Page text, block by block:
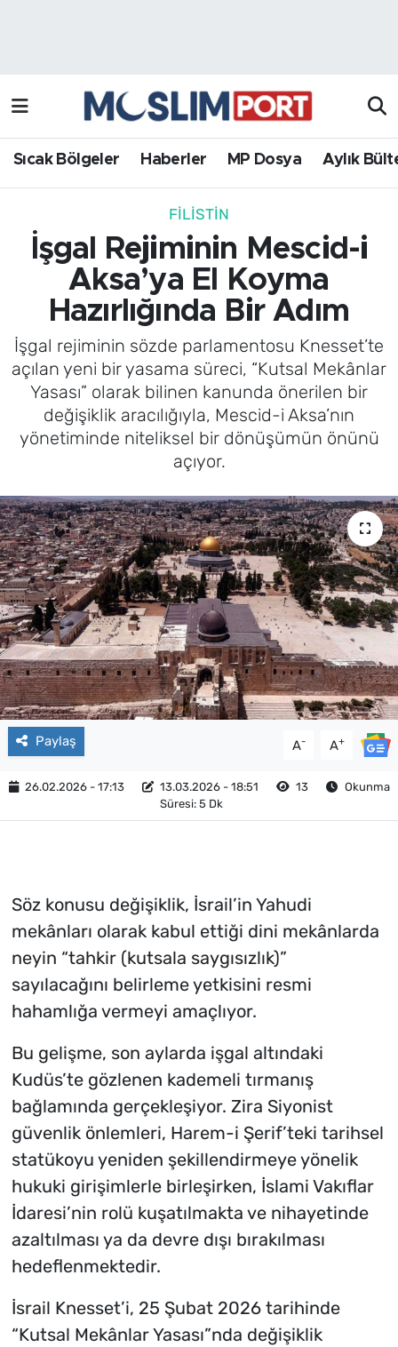
Sıcak Bölgeler Haberler MP Dosya Aylık
FILISTIN
İşgal Rejiminin Mescid-i
Aksa’ya El Koyma
Hazırlığında Bir Adım
İşgal rejiminin sözde parlamentosu Knesset’te
açılan yeni bir yasama süreci, “Kutsal Mekânlar
Yasası” olarak bilinen kanunda önerilen bir
değişiklik aracılığıyla, Mescid-i Aksa’nın
yönetiminde niteliksel bir dönüşümün önünü
açıyor.
Paylaş A- A+
26.02.2026 - 17:13 13.03.2026 - 18:51 13
Okunma
Süresi: 5 Dk
Söz konusu değişiklik, İsrail’in Yahudi
mekânları olarak kabul ettiği dini mekânlarda
neyin “tahkir (kutsala saygısızlık)”
sayılacağını belirleme yetkisini resmi
hahamlığa vermeyi amaçlıyor.
Bu gelişme, son aylarda işgal altındaki
Kudüs’te gözlenen kademeli tırmanış
bağlamında gerçekleşiyor. Zira Siyonist
güvenlik önlemleri, Harem-i Şerif’teki tarihsel
statükoyu yeniden şekillendirmeye yönelik
hukuki girişimlerle birleşirken, İslami Vakıflar
İdaresi’nin rolü kuşatılmakta ve nihayetinde
azaltılması ya da devre dışı bırakılması
hedeflenmektedir.
İsrail Knesset’i, 25 Şubat 2026 tarihinde
“Kutsal Mekânlar Yasası”nda değişiklik
Haberler
MP Dosya
Röportaj Haber